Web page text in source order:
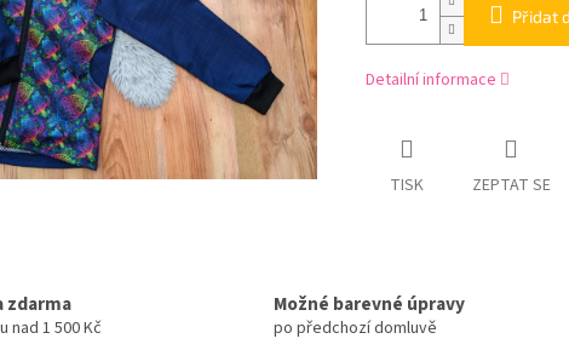
Přidat
Detailní informace
TISK ZEPTAT SE
zdarma
nad 1 500 Kč
Možné barevné úpravy
po předchozí domluvě